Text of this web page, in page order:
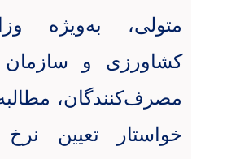
متولی، به‌ویژه
کشاورزی و سازمان
مصرف‌کنندگان،
خواستار تعیین